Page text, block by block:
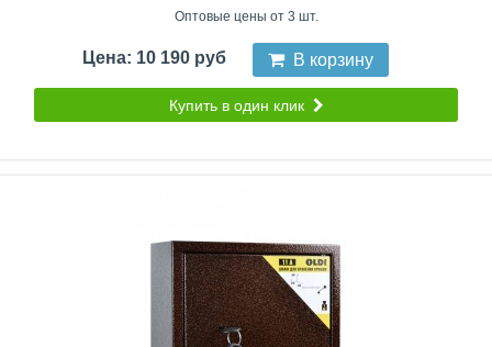
Оптовые цены от 3 шт.
Цена: 10 190 руб В корзину
Купить в один клик